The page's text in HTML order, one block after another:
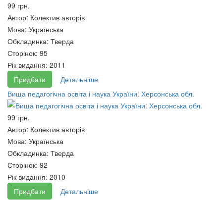
65 грн.
Ринок суверенних
єврооблігацій України.
65 грн.
навч. посібник
65 грн.
99 грн.
Автор: Колектив авторів
Мова: Українська
Обкладинка: Тверда
Сторінок: 95
Рік видання: 2011
Придбати
Детальніше
Вища педагогічна освіта і наука України: Херсонська обл.
99 грн.
Автор: Колектив авторів
Мова: Українська
Обкладинка: Тверда
Сторінок: 92
Рік видання: 2010
Придбати
Детальніше